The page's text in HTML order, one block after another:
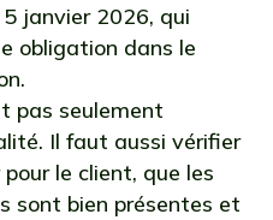
janvier 2026, qui
obligation dans le
pas seulement
Il faut aussi vérifier
le client, que les
sont bien présentes et